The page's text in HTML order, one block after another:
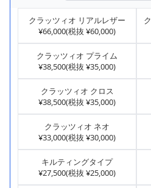
クラッツィオ リアルレザー
¥66,000(税抜 ¥60,000)
クラッツィオ プライム
¥38,500(税抜 ¥35,000)
クラッツィオ クロス
¥38,500(税抜 ¥35,000)
クラッツィオ ネオ
¥33,000(税抜 ¥30,000)
キルティングタイプ
¥27,500(税抜 ¥25,000)